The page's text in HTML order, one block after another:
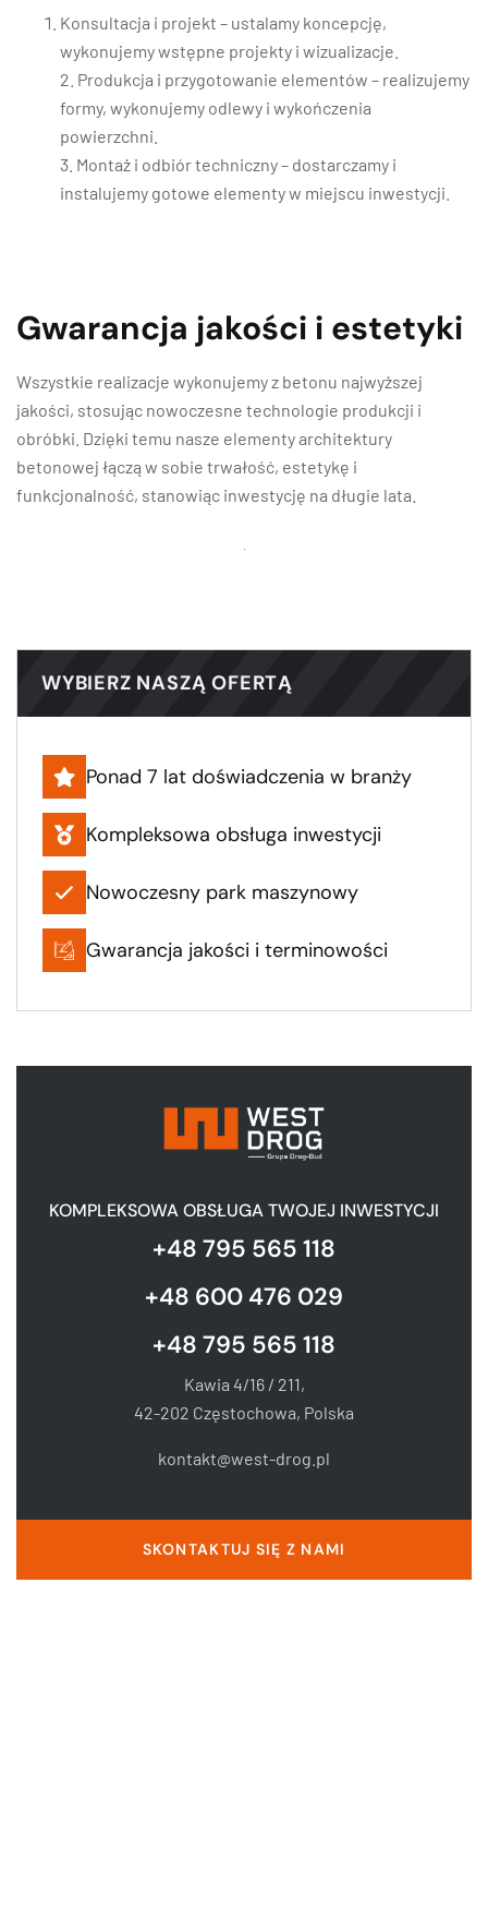
Konsultacja i projekt – ustalamy koncepcję,
wykonujemy wstępne projekty i wizualizacje.
2. Produkcja i przygotowanie elementów – realizujemy
formy, wykonujemy odlewy i wykończenia
powierzchni.
3. Montaż i odbiór techniczny – dostarczamy i
instalujemy gotowe elementy w miejscu inwestycji.
Gwarancja jakości i estetyki
Wszystkie realizacje wykonujemy z betonu najwyższej
jakości, stosując nowoczesne technologie produkcji i
obróbki. Dzięki temu nasze elementy architektury
betonowej łączą w sobie trwałość, estetykę i
funkcjonalność, stanowiąc inwestycję na długie lata.
WYBIERZ NASZĄ OFERTĄ
Ponad 7 lat doświadczenia w branży
Kompleksowa obsługa inwestycji
Nowoczesny park maszynowy
Gwarancja jakości i terminowości
KOMPLEKSOWA OBSŁUGA TWOJEJ INWESTYCJI
+48 795 565 118
+48 600 476 029
+48 795 565 118
Kawia 4/16 / 211,
42-202 Częstochowa, Polska
kontakt@west-drog.pl
SKONTAKTUJ SIĘ Z NAMI